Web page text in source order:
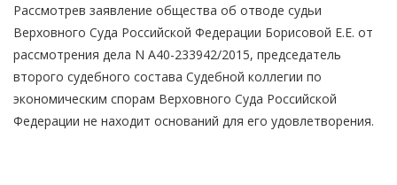
Рассмотрев заявление общества об отводе судьи
Верховного Суда Российской Федерации Борисовой Е.Е. от
рассмотрения дела N А40-233942/2015, председатель
второго судебного состава Судебной коллегии по
экономическим спорам Верховного Суда Российской
Федерации не находит оснований для его удовлетворения.